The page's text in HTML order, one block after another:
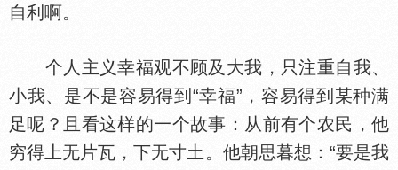
自利啊。
个人主义幸福观不顾及大我，只注重自我、
小我、是不是容易得到“幸福”，容易得到某种满
足呢？且看这样的一个故事：从前有个农民，他
穷得上无片瓦，下无寸土。他朝思暮想：“要是我